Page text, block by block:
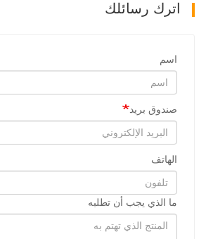
اترك رسائلك
اسم
صندوق بريد
الهاتف
ما الذي يجب أن تطلبه